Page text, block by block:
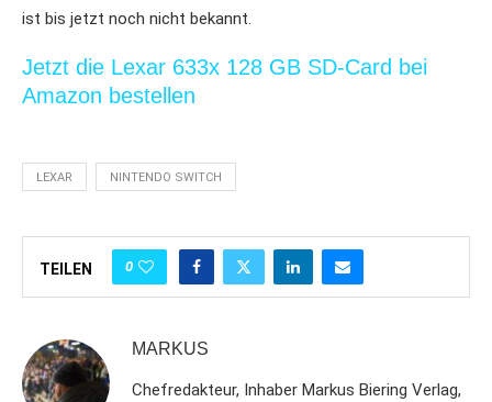
ist bis jetzt noch nicht bekannt.
Jetzt die Lexar 633x 128 GB SD-Card bei
Amazon bestellen
LEXAR NINTENDO SWITCH
TEILEN 0
MARKUS
Chefredakteur, Inhaber Markus Biering Verlag,